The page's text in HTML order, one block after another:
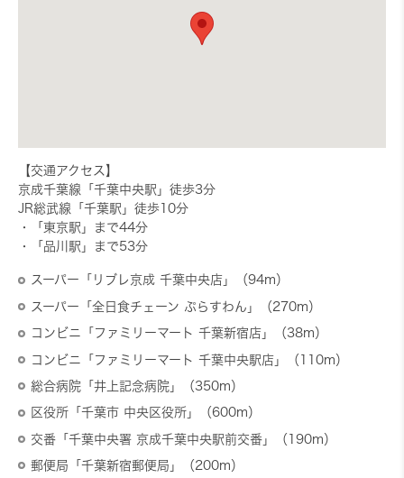
【交通アクセス】
京成千葉線「千葉中央駅」徒歩3分
JR総武線「千葉駅」徒歩10分
・「東京駅」まで44分
・「品川駅」まで53分
スーパー「リブレ京成 千葉中央店」（94m）
スーパー「全日食チェーン ぷらすわん」（270m）
コンビニ「ファミリーマート 千葉新宿店」（38m）
コンビニ「ファミリーマート 千葉中央駅店」（110m）
総合病院「井上記念病院」（350m）
区役所「千葉市 中央区役所」（600m）
交番「千葉中央署 京成千葉中央駅前交番」（190m）
郵便局「千葉新宿郵便局」（200m）